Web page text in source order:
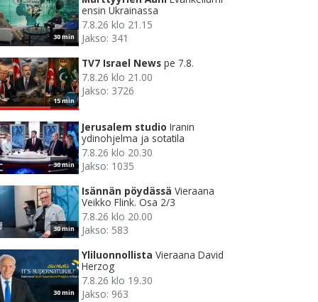
30 min
ensin Ukrainassa
7.8.26 klo 21.15
Jakso: 341
15 min
TV7 Israel News pe 7.8.
7.8.26 klo 21.00
Jakso: 3726
30 min
Jerusalem studio Iranin
ydinohjelma ja sotatila
7.8.26 klo 20.30
Jakso: 1035
30 min
Isännän pöydässä Vieraana
Veikko Flink. Osa 2/3
7.8.26 klo 20.00
Jakso: 583
30 min
Yliluonnollista Vieraana David
Herzog
7.8.26 klo 19.30
Jakso: 963